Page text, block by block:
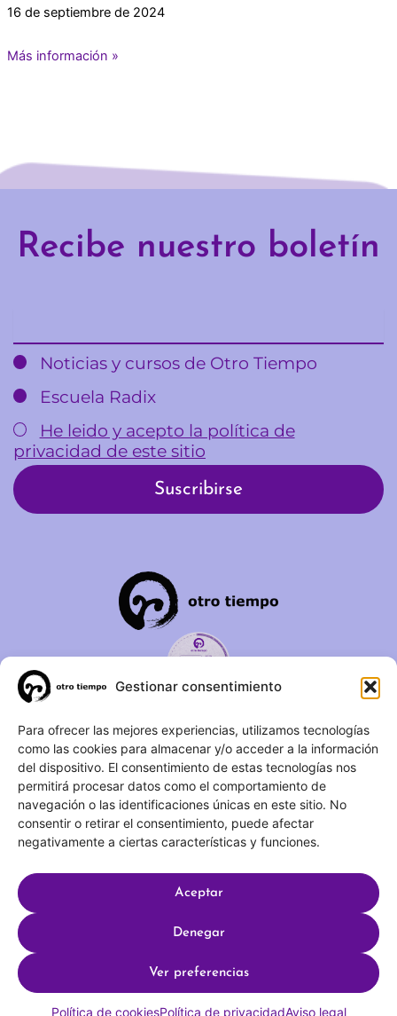
Gestionar consentimiento
Para ofrecer las mejores experiencias, utilizamos tecnologías
como las cookies para almacenar y/o acceder a la información
del dispositivo. El consentimiento de estas tecnologías nos
permitirá procesar datos como el comportamiento de
navegación o las identificaciones únicas en este sitio. No
consentir o retirar el consentimiento, puede afectar
negativamente a ciertas características y funciones.
Aceptar
Denegar
Ver preferencias
Política de cookiesPolítica de privacidadAviso legal
16 de septiembre de 2024
Más información »
Recibe nuestro boletín
Noticias y cursos de Otro Tiempo
Escuela Radix
He leido y acepto la política de
privacidad de este sitio
C/ Duque de Fernán Núñez,
2 – 1ºA 28012 – Madrid
(+34) 623 183 283
info@otrotiempo.org
Hecho con por SocialCo © 2025 Otro Tiempo
Política de privacidad
Política de cookies